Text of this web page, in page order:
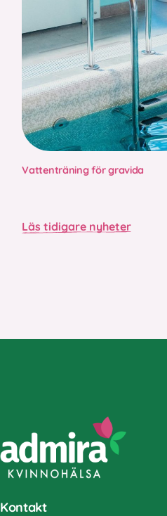
Vattenträning för gravida
Läs tidigare nyheter
Kontakt